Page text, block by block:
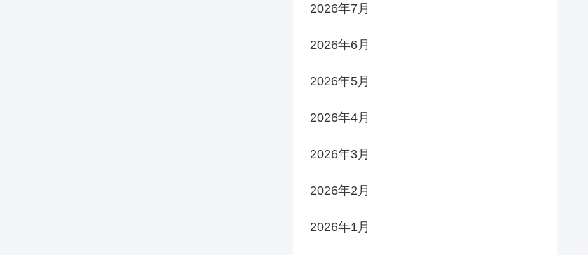
2026年7月
2026年6月
2026年5月
2026年4月
2026年3月
2026年2月
2026年1月